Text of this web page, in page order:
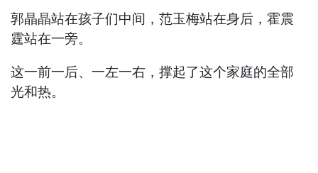
郭晶晶站在孩子们中间，范玉梅站在身后，霍震
霆站在一旁。
这一前一后、一左一右，撑起了这个家庭的全部
光和热。